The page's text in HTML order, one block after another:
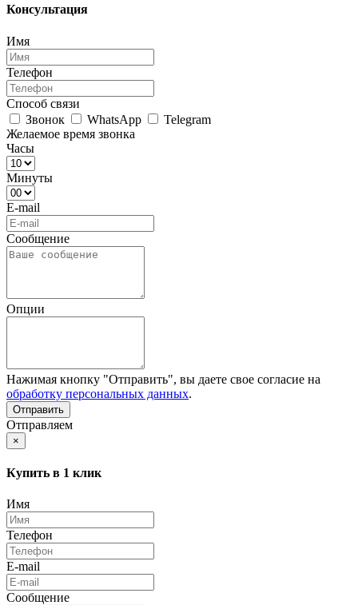
Консультация
Имя
Телефон
Способ связи
Звонок
WhatsApp
Telegram
Желаемое время звонка
Часы
Минуты
E-mail
Сообщение
Опции
Нажимая кнопку "Отправить", вы даете свое согласие на
обработку персональных данных.
Отправляем
×
Купить в 1 клик
Имя
Телефон
E-mail
Сообщение